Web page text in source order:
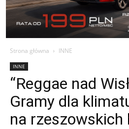
Strona główna INNE
INNE
“Reggae nad
Gramy dla
na rzeszowskich